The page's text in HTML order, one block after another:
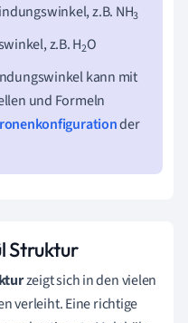
z.B. NH3
z.B. H2O
kann mit
und Formeln
der
Struktur
zeigt sich in den vielen
verleiht. Eine richtige